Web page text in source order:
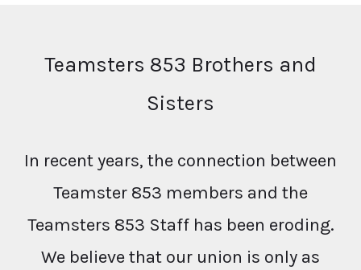
Teamsters 853 Brothers and
Sisters
In recent years, the connection between
Teamster 853 members and the
Teamsters 853 Staff has been eroding.
We believe that our union is only as